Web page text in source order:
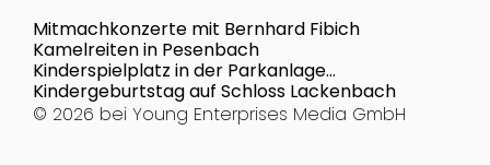
Mitmachkonzerte mit Bernhard Fibich
Kamelreiten in Pesenbach
Kinderspielplatz in der Parkanlage
Siebenbrunnenfeldgasse
Kindergeburtstag auf Schloss Lackenbach
© 2026 bei Young Enterprises Media GmbH